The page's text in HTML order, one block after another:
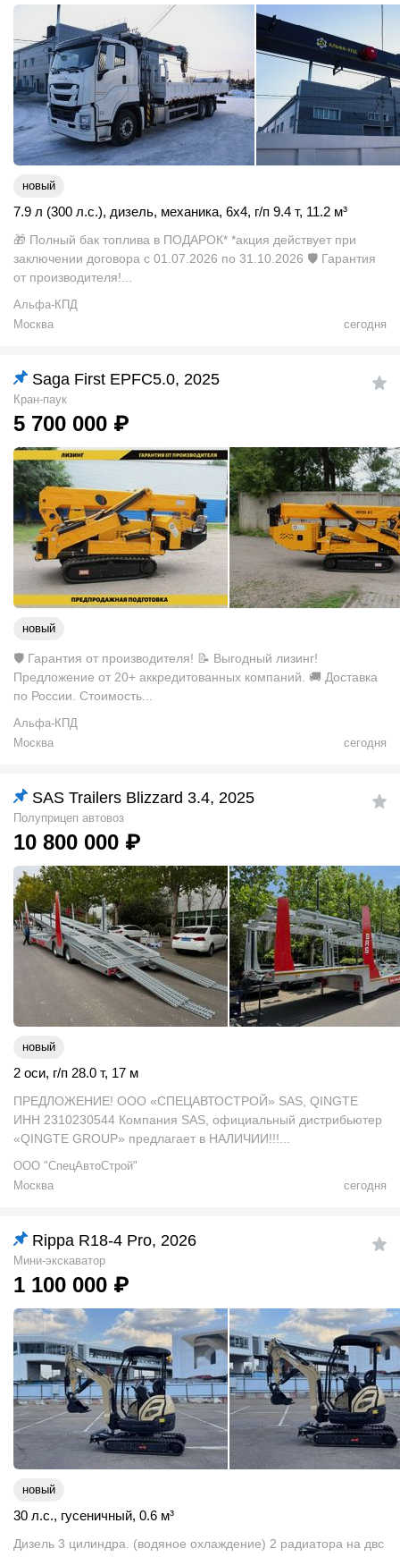
новый
7.9 л (300 л.с.), дизель, механика, 6x4, г/п 9.4 т, 11.2 м³
🎁 Пoлный бaк тoпливa в ПOДAPOК* *акция действует при
заключении договора с 01.07.2026 по 31.10.2026 🛡️ Гарантия
от производителя!...
Альфа-КПД
Москва
сегодня
Saga First EPFC5.0, 2025
Кран-паук
5 700 000 ₽
новый
🛡️ Гарантия от производителя! 📝 Выгодный лизинг!
Предложение от 20+ аккредитованных компаний. 🚚 Доставка
по России. Стоимость...
Альфа-КПД
Москва
сегодня
SAS Trailers Blizzard 3.4, 2025
Полуприцеп автовоз
10 800 000 ₽
новый
2 оси, г/п 28.0 т, 17 м
ПРЕДЛОЖЕНИЕ! ООО «СПЕЦАВТОСТРОЙ» SAS, QINGTE
ИНН 2310230544 Компания SAS, официальный дистрибьютер
«QINGTE GROUP» предлагает в НАЛИЧИИ!!!...
ООО "СпецАвтоСтрой"
Москва
сегодня
Rippa R18-4 Pro, 2026
Мини-экскаватор
1 100 000 ₽
новый
30 л.с., гусеничный, 0.6 м³
Дизель 3 цилиндра. (водяное охлаждение) 2 радиатора на двс